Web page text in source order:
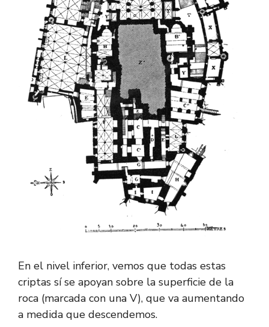
En el nivel inferior, vemos que todas estas
criptas sí se apoyan sobre la superficie de la
roca (marcada con una V), que va aumentando
a medida que descendemos.